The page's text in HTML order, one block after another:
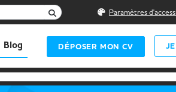
Rechercher Paramètres
Blog DÉPOSER MON CV